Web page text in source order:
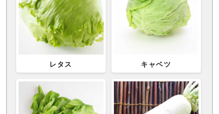
レタス キャベツ